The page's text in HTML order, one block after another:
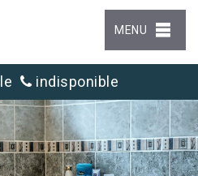
MENU
indisponible